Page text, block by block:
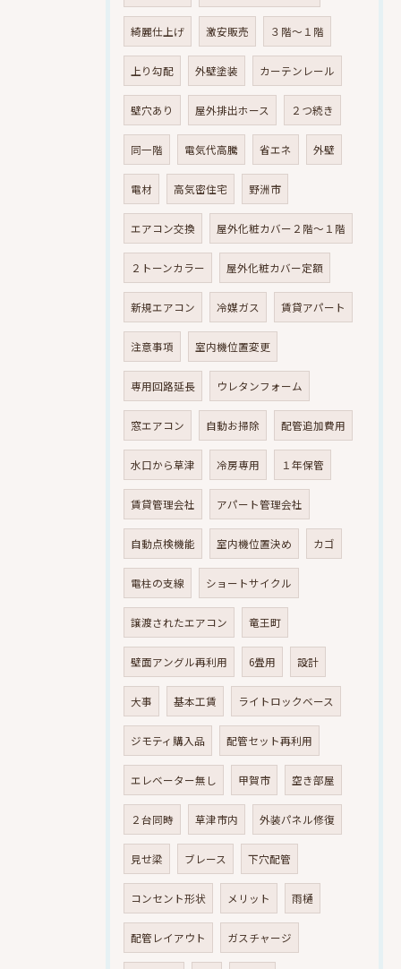
綺麗仕上げ 激安販売 ３階～１階
上り勾配 外壁塗装 カーテンレール
壁穴あり 屋外排出ホース ２つ続き
同一階 電気代高騰 省エネ 外壁
電材 高気密住宅 野洲市
エアコン交換 屋外化粧カバー２階～１階
２トーンカラー 屋外化粧カバー定額
新規エアコン 冷媒ガス 賃貸アパート
注意事項 室内機位置変更
専用回路延長 ウレタンフォーム
窓エアコン 自動お掃除 配管追加費用
水口から草津 冷房専用 １年保管
賃貸管理会社 アパート管理会社
自動点検機能 室内機位置決め カゴ
電柱の支線 ショートサイクル
譲渡されたエアコン 竜王町
壁面アングル再利用 6畳用 設計
大事 基本工賃 ライトロックベース
ジモティ購入品 配管セット再利用
エレベーター無し 甲賀市 空き部屋
２台同時 草津市内 外装パネル修復
見せ梁 ブレース 下穴配管
コンセント形状 メリット 雨樋
配管レイアウト ガスチャージ